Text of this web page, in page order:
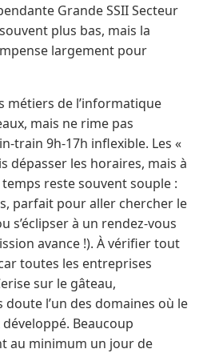
Grande SSII Secteur
plus bas, mais la
largement pour
métiers de l’informatique
mais ne rime pas
train 9h-17h inflexible. Les «
dépasser les horaires, mais à
reste souvent souple :
parfait pour aller chercher le
s’éclipser à un rendez-vous
avance !). À vérifier tout
toutes les entreprises
sur le gâteau,
doute l’un des domaines où le
Beaucoup
au minimum un jour de